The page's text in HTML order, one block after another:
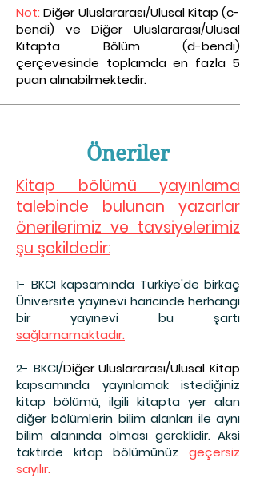
Not:Diğer Uluslararası/Ulusal Kitap (c-
bendi) ve Diğer Uluslararası/Ulusal
Kitapta Bölüm (d-bendi)
çerçevesinde toplamda en fazla 5
puan alınabilmektedir.
Öneriler
Kitap bölümü yayınlama
talebinde bulunan yazarlar
önerilerimiz ve tavsiyelerimiz
şu şekildedir:
1- BKCI kapsamında Türkiye'de birkaç
Üniversite yayınevi haricinde herhangi
bir yayınevi bu şartı
sağlamamaktadır.
2- BKCI/Diğer Uluslararası/Ulusal Kitap
kapsamında yayınlamak istediğiniz
kitap bölümü, ilgili kitapta yer alan
diğer bölümlerin bilim alanları ile aynı
bilim alanında olması gereklidir. Aksi
taktirde kitap bölümünüz geçersiz
sayılır.